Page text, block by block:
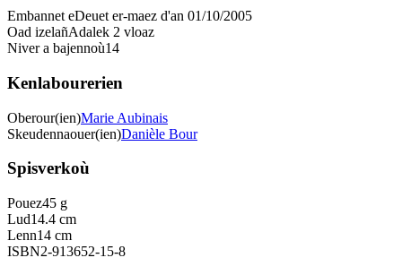
Embannet eDeuet er-maez d'an 01/10/2005
Oad izelañAdalek 2 vloaz
Niver a bajennoù14
Kenlabourerien
Oberour(ien)Marie Aubinais
Skeudennaouer(ien)Danièle Bour
Spisverkoù
Pouez45 g
Lud14.4 cm
Lenn14 cm
ISBN2-913652-15-8